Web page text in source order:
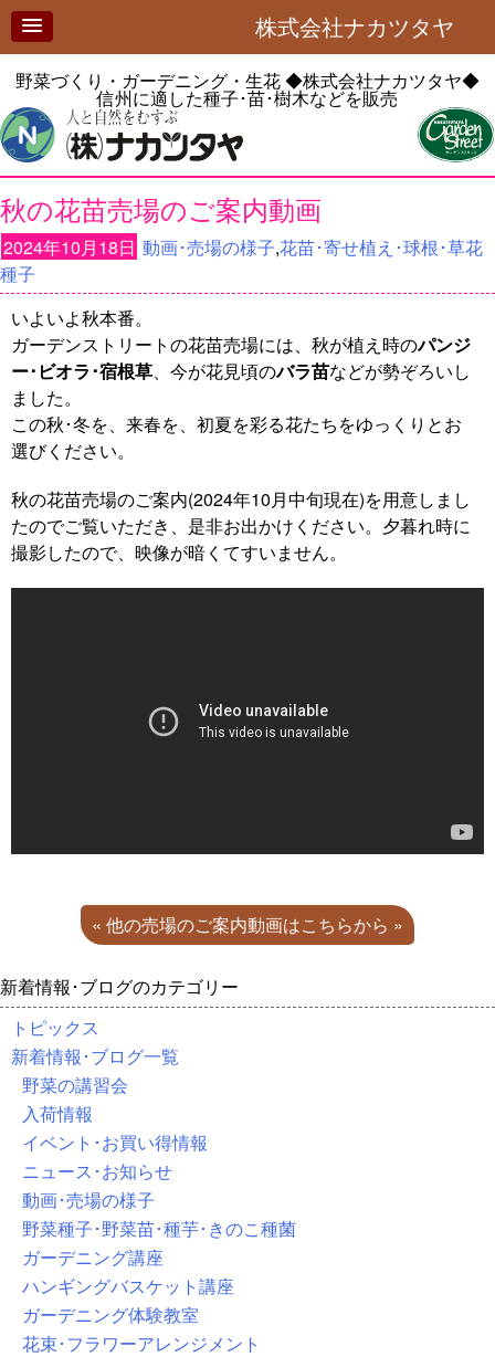
株式会社ナカツタヤ
野菜づくり・ガーデニング・生花◆株式会社ナカツタヤ◆
信州に適した種子･苗･樹木などを販売
秋の花苗売場のご案内動画
2024年10月18日 動画･売場の様子,花苗･寄せ植え･球根･草花
種子
いよいよ秋本番。
ガーデンストリートの花苗売場には、秋が植え時のパンジ
ー･ビオラ･宿根草、今が花見頃のバラ苗などが勢ぞろいし
ました。
この秋･冬を、来春を、初夏を彩る花たちをゆっくりとお
選びください。
秋の花苗売場のご案内(2024年10月中旬現在)を用意しまし
たのでご覧いただき、是非お出かけください。夕暮れ時に
撮影したので、映像が暗くてすいません。
« 他の売場のご案内動画はこちらから »
新着情報･ブログのカテゴリー
トピックス
新着情報･ブログ一覧
野菜の講習会
入荷情報
イベント･お買い得情報
ニュース･お知らせ
動画･売場の様子
野菜種子･野菜苗･種芋･きのこ種菌
ガーデニング講座
ハンギングバスケット講座
ガーデニング体験教室
花束･フラワーアレンジメント